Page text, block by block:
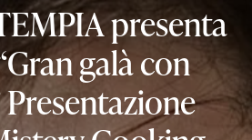
presenta
galàcon
Presentazione